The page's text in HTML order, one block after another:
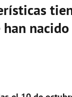
han